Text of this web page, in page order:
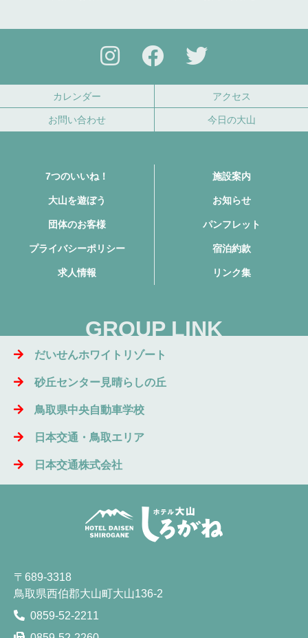
カレンダー アクセス
お問い合わせ 今日の大山
7つのいいね！ 施設案内
大山を遊ぼう お知らせ
団体のお客様 パンフレット
プライバシーポリシー 宿泊約款
求人情報 リンク集
GROUP LINK
だいせんホワイトリゾート
砂丘センター見晴らしの丘
鳥取県中央自動車学校
日本交通・鳥取エリア
日本交通株式会社
〒689-3318
鳥取県西伯郡大山町大山136-2
0859-52-2211